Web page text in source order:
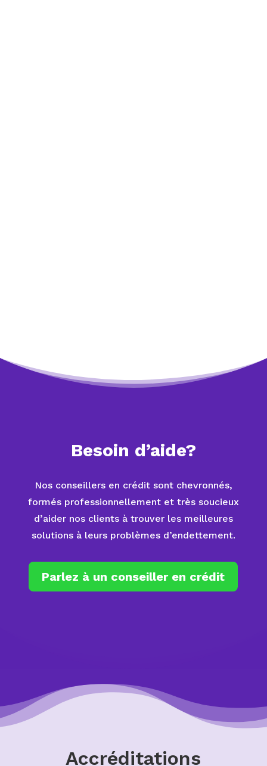
Besoin d’aide?
Nos conseillers en crédit sont chevronnés,
formés professionnellement et très soucieux
d’aider nos clients à trouver les meilleures
solutions à leurs problèmes d’endettement.
Parlez à un conseiller en crédit
Accréditations